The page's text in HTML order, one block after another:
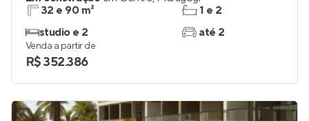
32 e 90 m²
studio e 2
1 e 2
até 2
Venda a partir de
R$ 352.386